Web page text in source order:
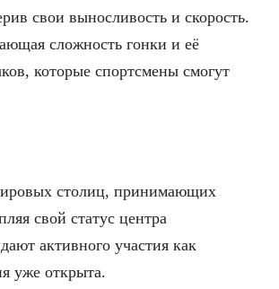
свои выносливость и скорость.
сложность гонки и её
которые спортсмены смогут
столиц, принимающих
свой статус центра
активного участия как
уже открыта.